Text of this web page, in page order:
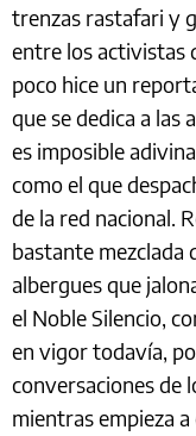
trenzas rastafari y
entre los activistas
poco hice un
que se dedica a
es imposible
como el que
de la red nacional.
bastante mezclada
albergues que
el Noble Silencio,
en vigor todavía,
conversaciones de
mientras empieza